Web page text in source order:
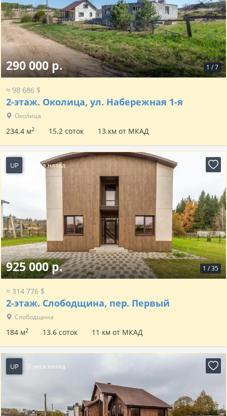
1 /7
290 000 р.
≈ 98 686 $
2-этаж. Околица, ул. Набережная 1-я
Околица
234.4 м2 15.2 соток 13 км от МКАД
UP 2 часа назад
1 /35
925 000 р.
≈ 314 776 $
2-этаж. Слободщина, пер. Первый
Слободщина
184 м2 13.6 соток 11 км от МКАД
UP 2 часа назад